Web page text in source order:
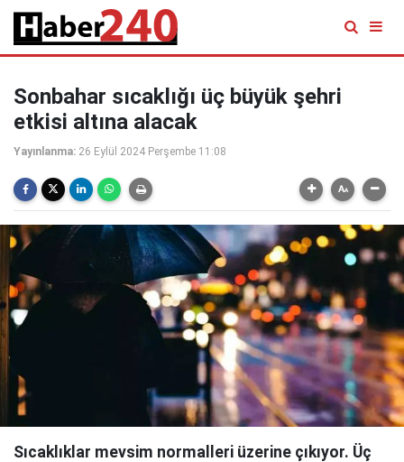
Sonbahar sıcaklığı üç büyük şehri
etkisi altına alacak
Yayınlanma: 26 Eylül 2024 Perşembe 11:08
Sıcaklıklar mevsim normalleri üzerine çıkıyor. Üç